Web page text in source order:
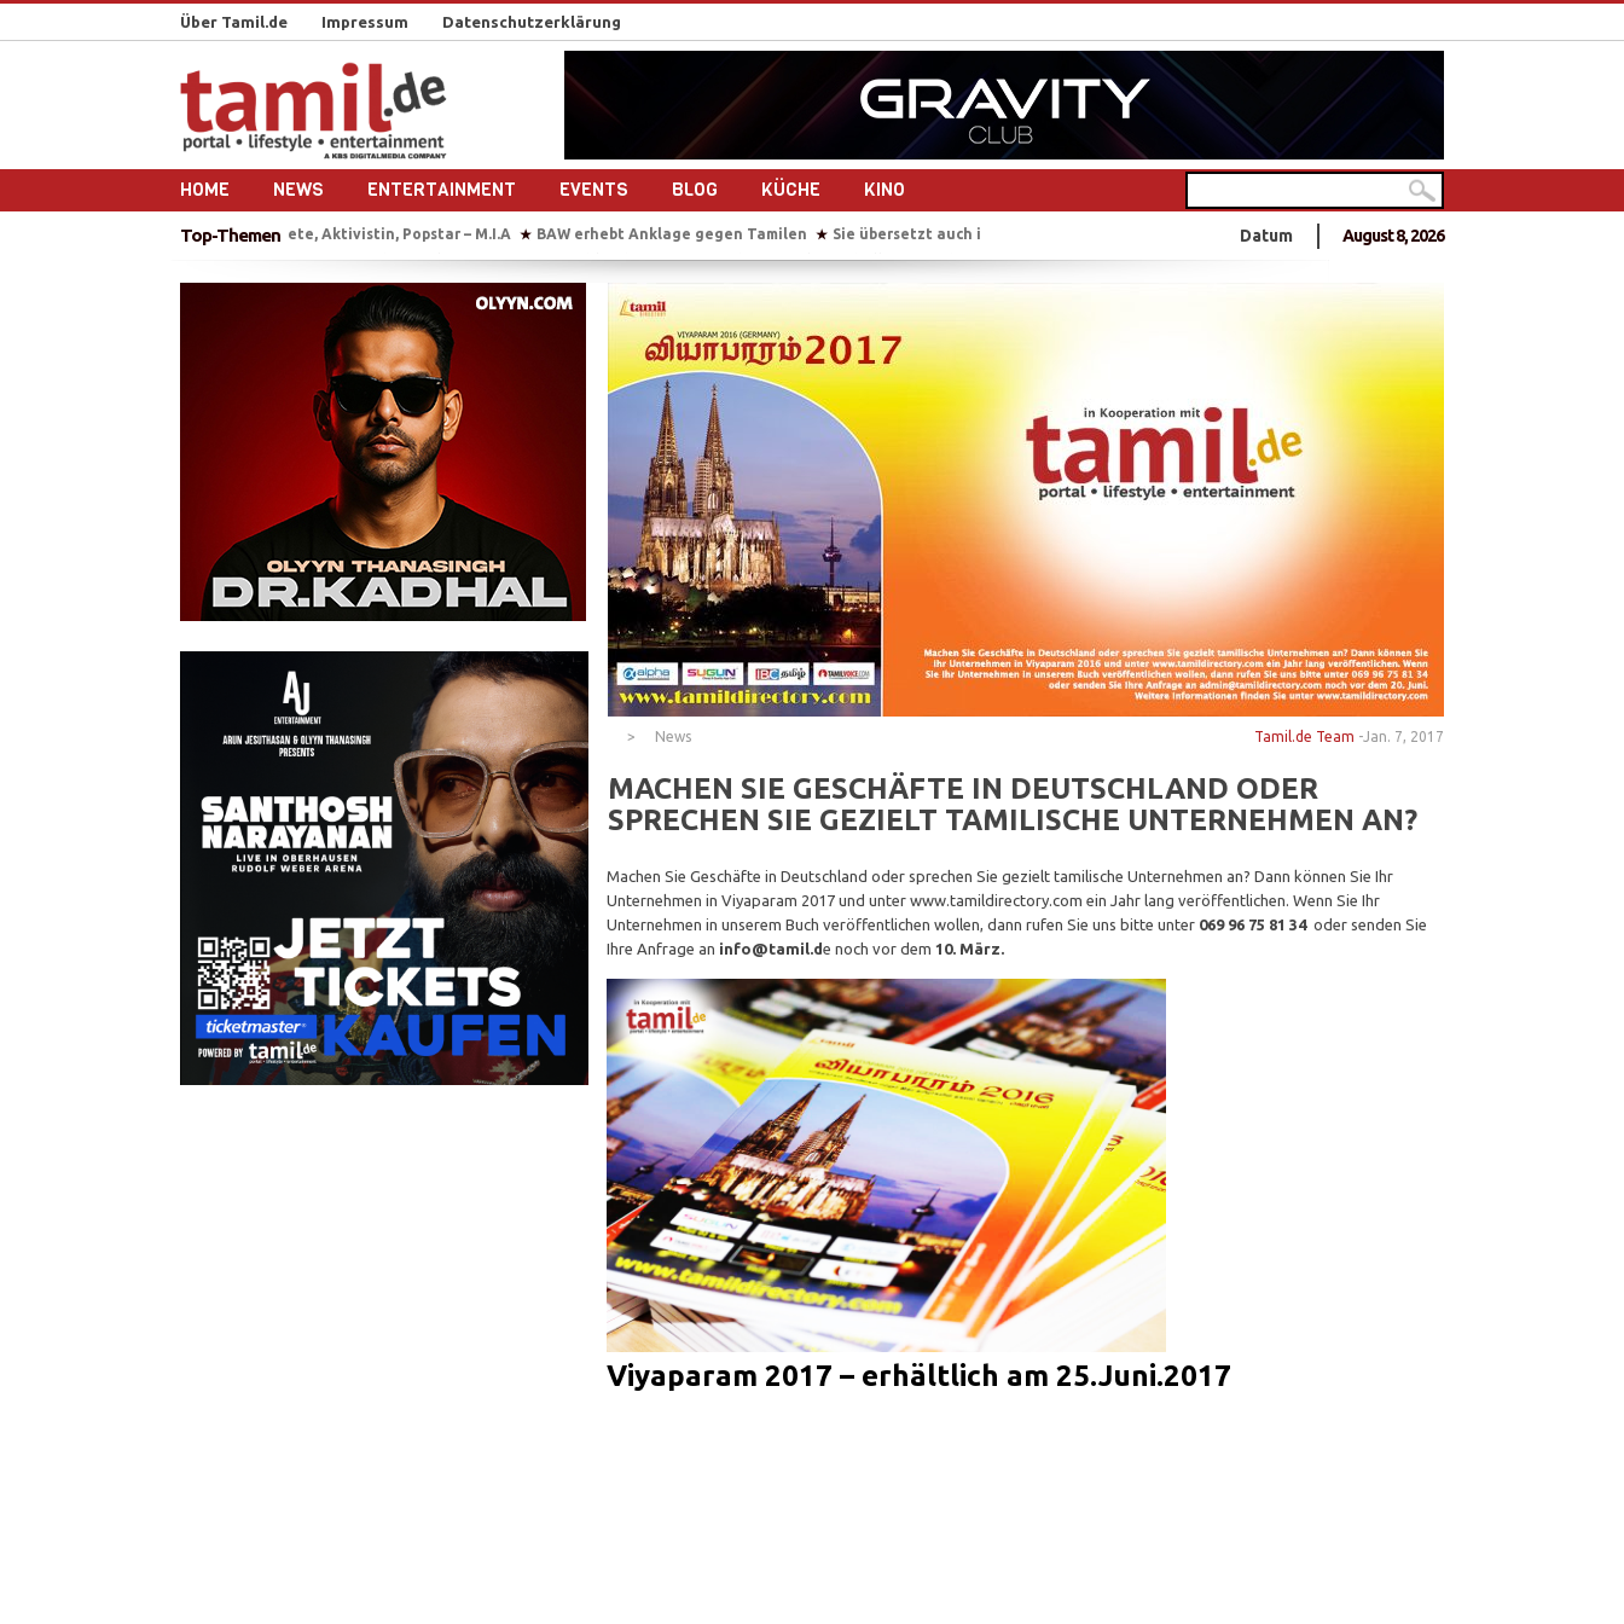
Über Tamil.de Impressum Datenschutzerklärung
HOME NEWS ENTERTAINMENT EVENTS BLOG KÜCHE KINO
Top-Themen ★ BAW erhebt Anklage gegen Tamilen ★ Sie übersetzt auch im Gebärsaal ★ Tausende Tamilen feiern in Deutschlands größtem Hindu-Tempel
„Chellam“ – Vithya & Majoe drehen gemeinsam ein Musikvideo ★ Sri Lanka nach dem Bürgerkrieg – 10 Jahre Frieden?
★ Auf Bootstour mit einem ehemaligen Tamil Tiger
Plädoyer für die Freilassung der Studierendenvertreter der Universität Jaffna in Sri Lanka
VIDEO: Geflüchtete, Aktivistin, Popstar – M.I.A
Datum August 8, 2026
News Jan. 7, 2017
Tamil.de Team -
MACHEN SIE GESCHÄFTE IN DEUTSCHLAND ODER
SPRECHEN SIE GEZIELT TAMILISCHE UNTERNEHMEN AN?
Machen Sie Geschäfte in Deutschland oder sprechen Sie gezielt tamilische Unternehmen an? Dann können Sie Ihr
Unternehmen in Viyaparam 2017 und unter www.tamildirectory.com ein Jahr lang veröffentlichen. Wenn Sie Ihr
Unternehmen in unserem Buch veröffentlichen wollen, dann rufen Sie uns bitte unter 069 96 75 81 34 oder senden Sie
Ihre Anfrage an info@tamil.de noch vor dem10. März.
Viyaparam 2017 – erhältlich am 25.Juni.2017